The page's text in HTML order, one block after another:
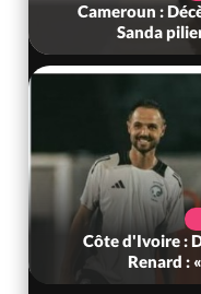
Cameroun :
Sanda
Côte d'Ivoire :
Renard :